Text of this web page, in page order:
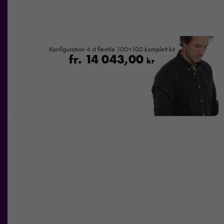
Konfiguration 4 st flextile 100×100 komplett kit
fr. 14 043,00 kr